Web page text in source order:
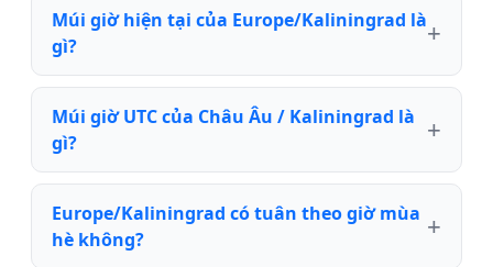
Múi giờ hiện tại của Europe/Kaliningrad là
gì?
Múi giờ UTC của Châu Âu / Kaliningrad là
gì?
Europe/Kaliningrad có tuân theo giờ mùa
hè không?